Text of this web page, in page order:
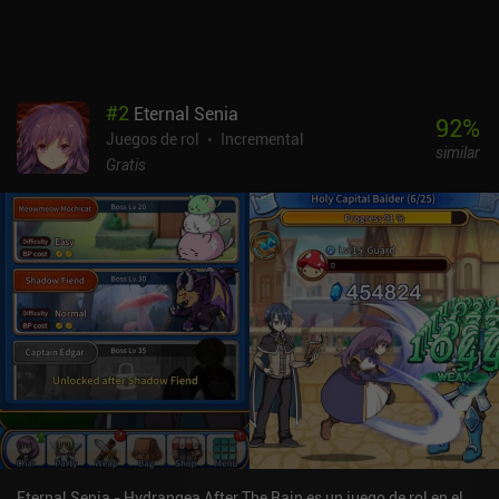
#2 Eternal Senia
Juegos de rol
Incremental
Gratis
92%
similar